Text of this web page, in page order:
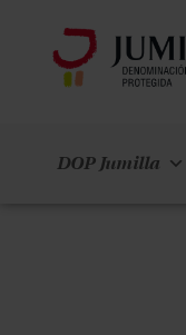
DOP Jumilla